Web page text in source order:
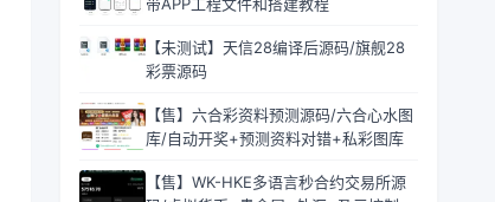
【未测试】天信28编译后源码/旗舰28
彩票源码
【售】六合彩资料预测源码/六合心水图
库/自动开奖+预测资料对错+私彩图库
【售】WK-HKE多语言秒合约交易所源